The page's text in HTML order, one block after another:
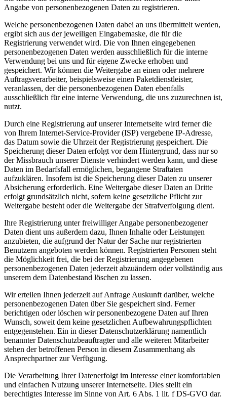
Angabe von personenbezogenen Daten zu registrieren.
Welche personenbezogenen Daten dabei an uns übermittelt werden,
ergibt sich aus der jeweiligen Eingabemaske, die für die
Registrierung verwendet wird. Die von Ihnen eingegebenen
personenbezogenen Daten werden ausschließlich für die interne
Verwendung bei uns und für eigene Zwecke erhoben und
gespeichert. Wir können die Weitergabe an einen oder mehrere
Auftragsverarbeiter, beispielsweise einen Paketdienstleister,
veranlassen, der die personenbezogenen Daten ebenfalls
ausschließlich für eine interne Verwendung, die uns zuzurechnen ist,
nutzt.
Durch eine Registrierung auf unserer Internetseite wird ferner die
von Ihrem Internet-Service-Provider (ISP) vergebene IP-Adresse,
das Datum sowie die Uhrzeit der Registrierung gespeichert. Die
Speicherung dieser Daten erfolgt vor dem Hintergrund, dass nur so
der Missbrauch unserer Dienste verhindert werden kann, und diese
Daten im Bedarfsfall ermöglichen, begangene Straftaten
aufzuklären. Insofern ist die Speicherung dieser Daten zu unserer
Absicherung erforderlich. Eine Weitergabe dieser Daten an Dritte
erfolgt grundsätzlich nicht, sofern keine gesetzliche Pflicht zur
Weitergabe besteht oder die Weitergabe der Strafverfolgung dient.
Ihre Registrierung unter freiwilliger Angabe personenbezogener
Daten dient uns außerdem dazu, Ihnen Inhalte oder Leistungen
anzubieten, die aufgrund der Natur der Sache nur registrierten
Benutzern angeboten werden können. Registrierten Personen steht
die Möglichkeit frei, die bei der Registrierung angegebenen
personenbezogenen Daten jederzeit abzuändern oder vollständig aus
unserem dem Datenbestand löschen zu lassen.
Wir erteilen Ihnen jederzeit auf Anfrage Auskunft darüber, welche
personenbezogenen Daten über Sie gespeichert sind. Ferner
berichtigen oder löschen wir personenbezogene Daten auf Ihren
Wunsch, soweit dem keine gesetzlichen Aufbewahrungspflichten
entgegenstehen. Ein in dieser Datenschutzerklärung namentlich
benannter Datenschutzbeauftragter und alle weiteren Mitarbeiter
stehen der betroffenen Person in diesem Zusammenhang als
Ansprechpartner zur Verfügung.
Die Verarbeitung Ihrer Datenerfolgt im Interesse einer komfortablen
und einfachen Nutzung unserer Internetseite. Dies stellt ein
berechtigtes Interesse im Sinne von Art. 6 Abs. 1 lit. f DS-GVO dar.